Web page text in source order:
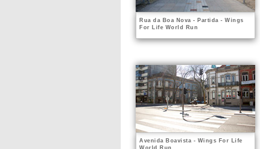
Rua da Boa Nova - Partida - Wings
For Life World Run
Avenida Boavista - Wings For Life
World Run